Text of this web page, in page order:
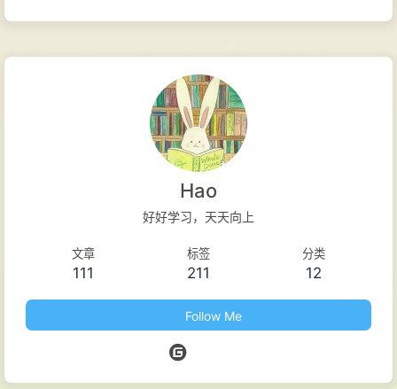
方网站 使用手册 功能特性 记录屏幕上的一切： 在一个地方捕捉
截图、录屏和长页面。 智能截图： 通过智能自动检测和灵活选
择工具，精确捕捉窗口、特定 UI 元素或全屏 - 完美适用于像素
级文档和快速分享。 贴到屏幕： 将图像、文本、颜色和文件像
便签一样贴到屏幕上，随时提供即时参考，激发您的创造力。 从
图像中提取文本： 直接从 PixPin 便签中选择并复制文本，或在
用标记突出重点，使用序号显示顺序，马赛克隐藏敏感信息等 -
轻松通过视觉传达您的意图。 快速贴图截图（会员功能）： 需
要快速的视觉便签？使用我们的全局鼠标功能，只需在任何软件
中按 WIN + 拖动（左键）即...
Hao
好好学习，天天向上
文章
111
标签
211
分类
12
Follow Me